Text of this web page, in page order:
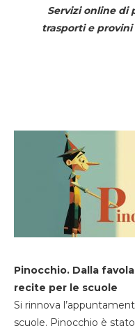
Servizi online di
trasporti e
Pinocchio. Dalla
recite per le scuole
Si rinnova
scuole. Pinocchio è